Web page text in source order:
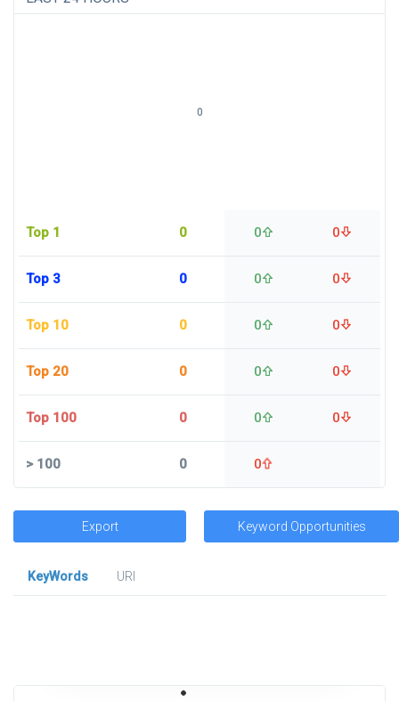
Top 1 0 0 0
Top 3 0 0 0
Top 10 0 0 0
Top 20 0 0 0
Top 100 0 0 0
>100 0 0
0
Export Keyword Opportunities
KeyWords
URl